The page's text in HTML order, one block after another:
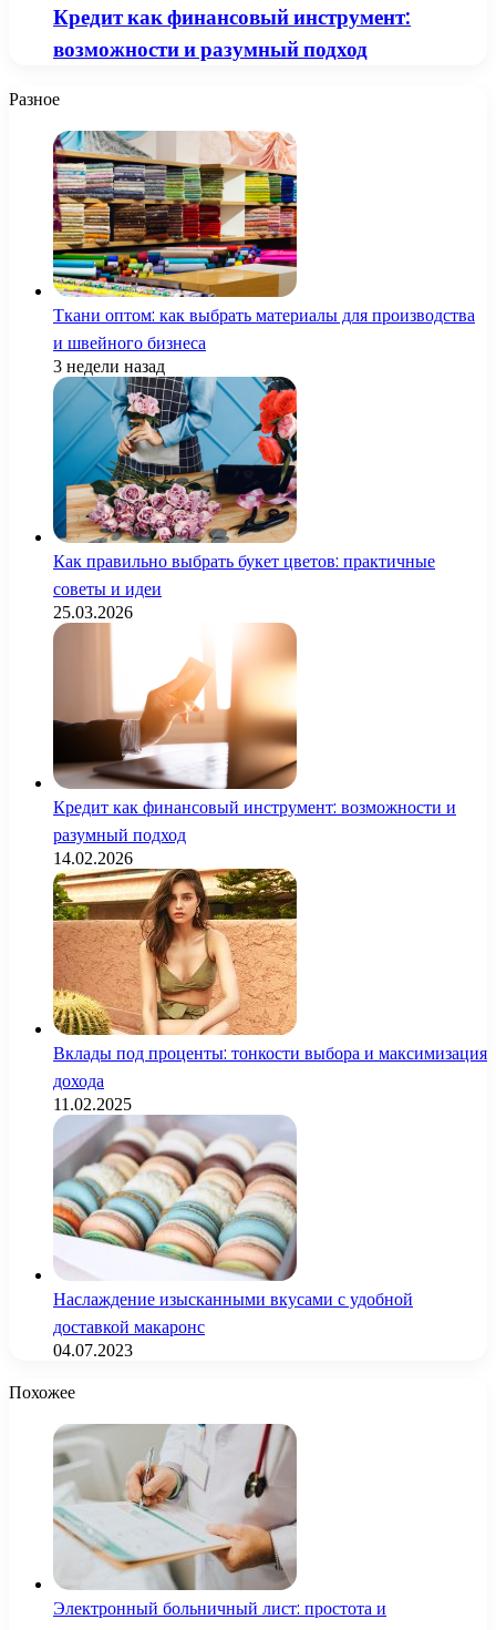
Кредит как финансовый инструмент:
возможности и разумный подход
Разное
Ткани оптом: как выбрать материалы для производства
и швейного бизнеса
3 недели назад
Как правильно выбрать букет цветов: практичные
советы и идеи
25.03.2026
Кредит как финансовый инструмент: возможности и
разумный подход
14.02.2026
Вклады под проценты: тонкости выбора и максимизация
дохода
11.02.2025
Наслаждение изысканными вкусами с удобной
доставкой макаронс
04.07.2023
Похожее
Электронный больничный лист: простота и